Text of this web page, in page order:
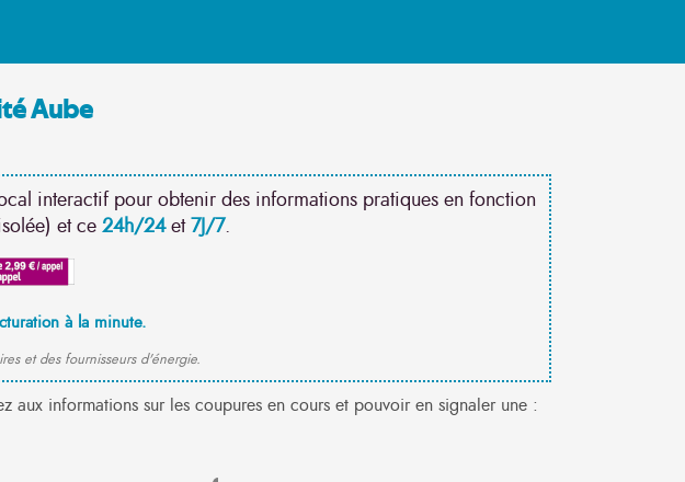
Aube
interactif pour obtenir des informations pratiques en fonction
et ce 24h/24et7J/7.
à la minute.
et des fournisseurs d'énergie.
aux informations sur les coupures en cours et pouvoir en signaler une :